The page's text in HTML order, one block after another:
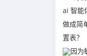
ai 智能
做成简
置表？
因为